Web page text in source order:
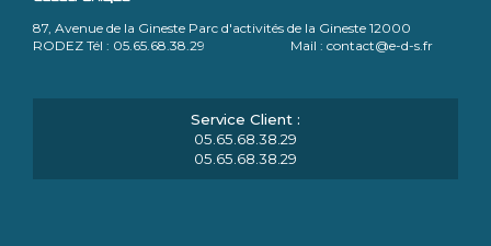
87, Avenue de la Gineste Parc d'activités de la Gineste 12000
RODEZ Tél : 05.65.68.38.29 Mail : contact@e-d-s.fr
05.65.68.38.29
05.65.68.38.29